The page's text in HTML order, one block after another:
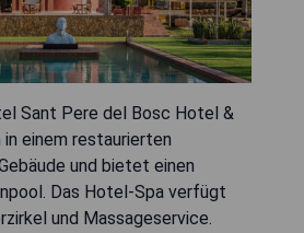
Sant Pere del Bosc Hotel &
einem restaurierten
und bietet einen
Das Hotel-Spa verfügt
und Massageservice.